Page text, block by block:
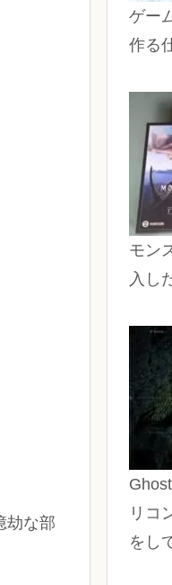
劫な部
ゲー
作る
モン
入し
リコ
をし